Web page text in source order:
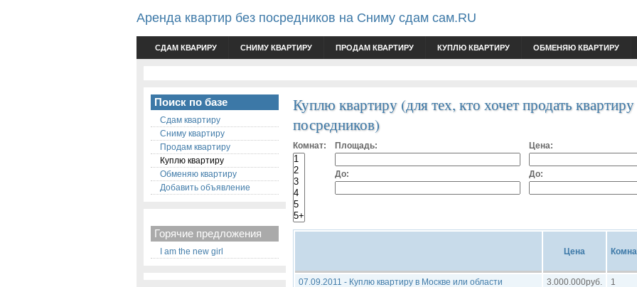
Аренда квартир без посредников на Сниму сдам сам.RU
СДАМ КВАРИРУ СНИМУ КВАРТИРУ ПРОДАМ КВАРТИРУ КУПЛЮ КВАРТИРУ ОБМЕНЯЮ КВАРТИРУ
Куплю квартиру (для тех, кто хочет продать
посредников)
Комнат: Площадь:
До:
Цена:
До:
Цена
07.09.2011 - Куплю квартиру в Москве или области 3.000.000руб.
1
Поиск по базе
Сдам квартиру
Сниму квартиру
Продам квартиру
Куплю квартиру
Обменяю квартиру
Добавить объявление
Горячие предложения
I am the new girl